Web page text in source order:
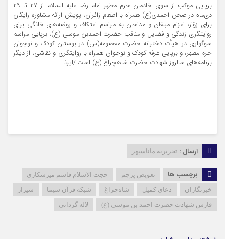
برپایی موکب از سوی خادمان حرم مطهر امام رضا علیه السلام از ۲۷ تا ۲۹
دی‌ماه در صحن احمدی(ع) همراه با اطعام زائران، پویش ارائه مشاوره رایگان
برای زوّار، اعزام مبلغان و مداحان به مراسم اعتکاف و روضه‌های خانگی برای
روایتگری زندگی و فضایل و مناقب حضرت احمدبن موسی (ع)، برپایی مراسم
سوگواری در هیأت دخترانه حضرت معصومه(س) در بوستان کودک و نوجوان
حرم مطهر، و برپایی غرفه کودک و نوجوان همراه با روایتگری و نقاشی، از دیگر
برنامه‌های سالروز شهادت حضرت شاهچراغ (ع) است./ایرنا
ارسال : تحریریه ماناسپهر
برچسب ها تعویض پرچم
حجت الاسلام قاسم میرشکاری
خبرنگاران
دعای کمیل شاه‌چراغ شبکه قرآن سیما
شیراز
فارس شهادت حضرت احمد بن موسی (ع)
لاله گردانی